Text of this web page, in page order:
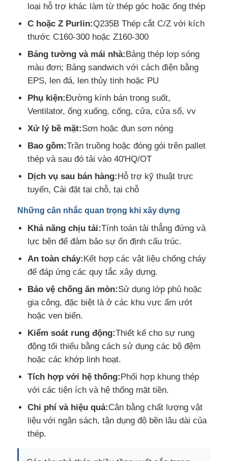
loại hỗ trợ khác làm từ thép góc hoặc ống thép
C hoặc Z Purlin:Q235B Thép cắt C/Z với kích
thước C160-300 hoặc Z160-300
Bảng tường và mái nhà:Bảng thép lợp sóng
màu đơn; Bảng sandwich với cách điện bằng
EPS, len đá, len thủy tinh hoặc PU
Phụ kiện:Đường kính bán trong suốt,
Ventilator, ống xuống, cống, cửa, cửa sổ, vv
Xử lý bề mặt:Sơn hoặc đun sơn nóng
Bao gồm:Trần truồng hoặc đóng gói trên pallet
thép và sau đó tải vào 40'HQ/OT
Dịch vụ sau bán hàng:Hỗ trợ kỹ thuật trực
tuyến, Cài đặt tại chỗ, tại chỗ
Những cân nhắc quan trọng khi xây dựng
Khả năng chịu tải:Tính toán tải thẳng đứng và
lực bên để đảm bảo sự ổn định cấu trúc.
An toàn cháy:Kết hợp các vật liệu chống cháy
để đáp ứng các quy tắc xây dựng.
Bảo vệ chống ăn mòn:Sử dụng lớp phủ hoặc
gia công, đặc biệt là ở các khu vực ẩm ướt
hoặc ven biển.
Kiểm soát rung động:Thiết kế cho sự rung
động tối thiểu bằng cách sử dụng các bộ đệm
hoặc các khớp linh hoạt.
Tích hợp với hệ thống:Phối hợp khung thép
với các tiện ích và hệ thống mặt tiền.
Chi phí và hiệu quả:Cân bằng chất lượng vật
liệu với ngân sách, tận dụng độ bền lâu dài của
thép.